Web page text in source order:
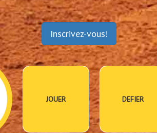
Inscrivez-vous!
JOUER DEFIER